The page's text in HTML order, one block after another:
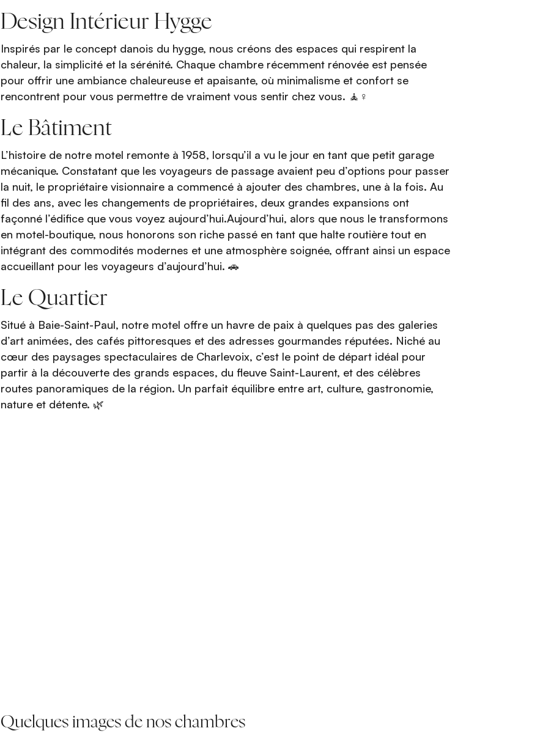
Design Intérieur Hygge
Inspirés par le concept danois du hygge, nous créons des espaces qui respirent la
chaleur, la simplicité et la sérénité. Chaque chambre récemment rénovée est pensée
pour offrir une ambiance chaleureuse et apaisante, où minimalisme et confort se
rencontrent pour vous permettre de vraiment vous sentir chez vous. 🧘♀
Le Bâtiment
L’histoire de notre motel remonte à 1958, lorsqu’il a vu le jour en tant que petit garage
mécanique. Constatant que les voyageurs de passage avaient peu d’options pour passer
la nuit, le propriétaire visionnaire a commencé à ajouter des chambres, une à la fois. Au
fil des ans, avec les changements de propriétaires, deux grandes expansions ont
façonné l’édifice que vous voyez aujourd’hui.Aujourd’hui, alors que nous le transformons
en motel-boutique, nous honorons son riche passé en tant que halte routière tout en
intégrant des commodités modernes et une atmosphère soignée, offrant ainsi un espace
accueillant pour les voyageurs d’aujourd’hui. 🚗
Le Quartier
Situé à Baie-Saint-Paul, notre motel offre un havre de paix à quelques pas des galeries
d’art animées, des cafés pittoresques et des adresses gourmandes réputées. Niché au
cœur des paysages spectaculaires de Charlevoix, c’est le point de départ idéal pour
partir à la découverte des grands espaces, du fleuve Saint-Laurent, et des célèbres
routes panoramiques de la région. Un parfait équilibre entre art, culture, gastronomie,
nature et détente. 🌿
Quelques images de nos chambres